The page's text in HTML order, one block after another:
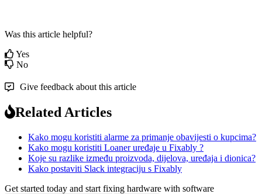
Was this article helpful?
Yes
No
Give feedback about this article
Related Articles
Kako mogu koristiti alarme za primanje obavijesti o kupcima?
Kako mogu koristiti Loaner uređaje u Fixably ?
Koje su razlike između proizvoda, dijelova, uređaja i dionica?
Kako postaviti Slack integraciju s Fixably
Get started today and start fixing hardware with software